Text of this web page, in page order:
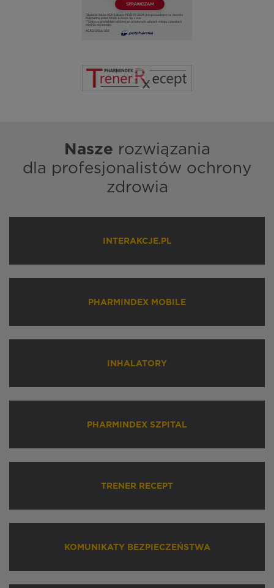
Nasze rozwiązania
dla profesjonalistów ochrony
zdrowia
INTERAKCJE.PL
PHARMINDEX MOBILE
INHALATORY
PHARMINDEX SZPITAL
TRENER RECEPT
KOMUNIKATY BEZPIECZEŃSTWA